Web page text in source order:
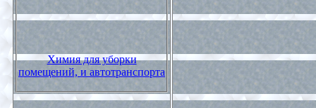
Химия для уборки
помещений, и автотранспорта